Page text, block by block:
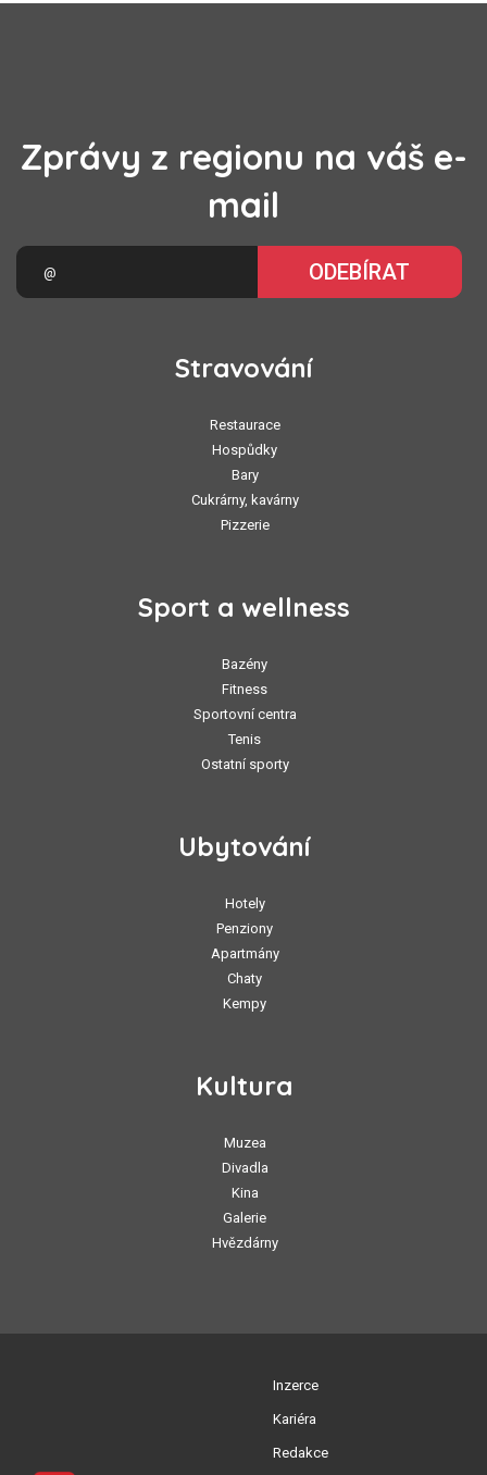
Zprávy z regionu na váš e-
mail
ODEBÍRAT
Stravování
Restaurace
Hospůdky
Bary
Cukrárny, kavárny
Pizzerie
Sport a wellness
Bazény
Fitness
Sportovní centra
Tenis
Ostatní sporty
Ubytování
Hotely
Penziony
Apartmány
Chaty
Kempy
Kultura
Muzea
Divadla
Kina
Galerie
Hvězdárny
Inzerce
Kariéra
Redakce